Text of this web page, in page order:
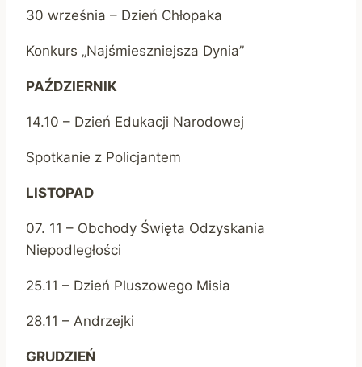
30 września – Dzień Chłopaka
Konkurs „Najśmieszniejsza Dynia”
PAŹDZIERNIK
14.10 – Dzień Edukacji Narodowej
Spotkanie z Policjantem
LISTOPAD
07. 11 – Obchody Święta Odzyskania
Niepodległości
25.11 – Dzień Pluszowego Misia
28.11 – Andrzejki
GRUDZIEŃ